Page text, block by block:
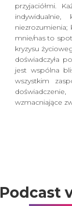
Podcast
przyjaciółmi.
mnie/nas to
kryzysu
doświadczyła
jest wspólna
wszystkim
wzmacniające